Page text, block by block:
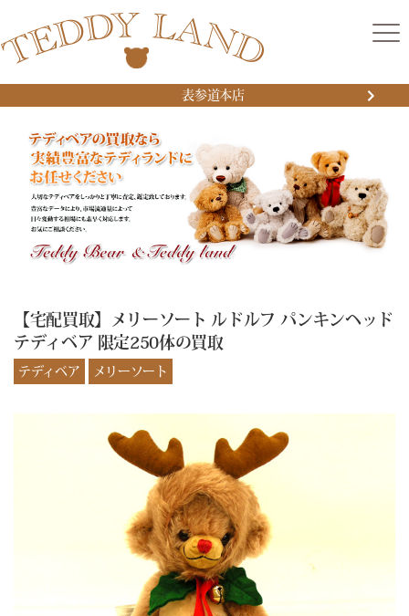
表参道本店
【宅配買取】メリーソート ルドルフ パンキンヘッド
テディベア 限定250体の買取
テディベア メリーソート